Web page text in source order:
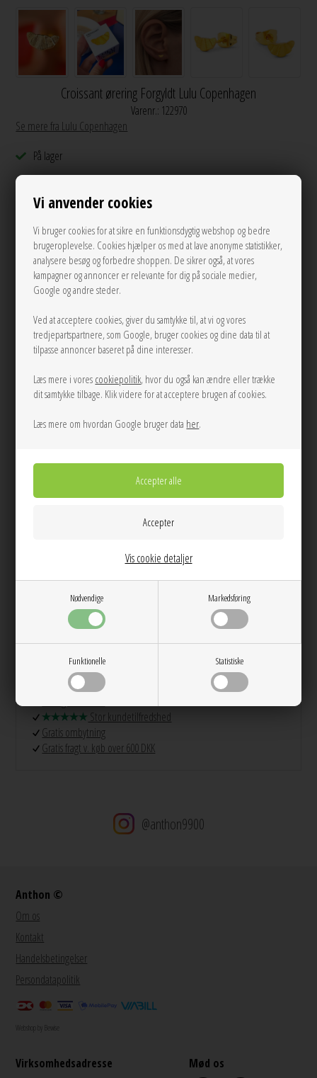
Vi anvender cookies
Vi bruger cookies for at sikre en funktionsdygtig webshop og bedre
brugeroplevelse. Cookies hjælper os med at lave anonyme statistikker,
analysere besøg og forbedre shoppen. De sikrer også, at vores
kampagner og annoncer er relevante for dig på sociale medier,
Google og andre steder.
Ved at acceptere cookies, giver du samtykke til, at vi og vores
tredjepartspartnere, som Google, bruger cookies og dine data til at
tilpasse annoncer baseret på dine interesser.
Læs mere i vores cookiepolitik, hvor du også kan ændre eller trække
dit samtykke tilbage. Klik videre for at acceptere brugen af cookies.
Læs mere om hvordan Google bruger data her.
Nødvendige Markedsføring
Funktionelle Statistiske
Vis cookie detaljer
Croissant ørering Forgyldt Lulu Copenhagen
Varenr.: 122970
Se mere fra Lulu Copenhagen
På lager
Andre varianter
LÆG I KURVEN
Tilføj til Ønskeskyen
Smuk CROISSANT ørering fra Lulu som minder os om varme og rolige
morgener med familie og venner, god kaffe og fortovscaféer i den franske
hovedstad.
Farver: Forgyldt
Materiale: Forgyldt messing - 50% genanvendt materiale, 18K, e-
coated - Børstet overflade
Mål: 5mm x 8mm
Dag til dag levering på hverdage
Stor kundetilfredshed
Gratis ombytning
Gratis fragt v. køb over 600 DKK
@anthon9900
Anthon ©
Om os
Kontakt
Handelsbetingelser
Persondatapolitik
Webshop by Bewise
Virksomhedsadresse
Mød os